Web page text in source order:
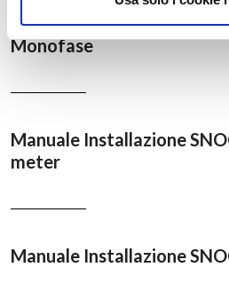
Manuale Installazione
Monofase
Manuale Installazione
meter
Manuale Installazione